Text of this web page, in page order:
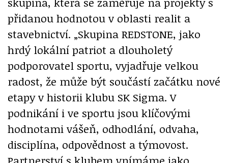
přidanou hodnotou v oblasti realit a
stavebnictví. „Skupina REDSTONE, jako
hrdý lokální patriot a dlouholetý
podporovatel sportu, vyjadřuje velkou
radost, že může být součástí začátku nové
etapy v historii klubu SK Sigma. V
podnikání i ve sportu jsou klíčovými
hodnotami vášeň, odhodlání, odvaha,
disciplína, odpovědnost a týmovost.
Partnerství s klubem vnímáme jako